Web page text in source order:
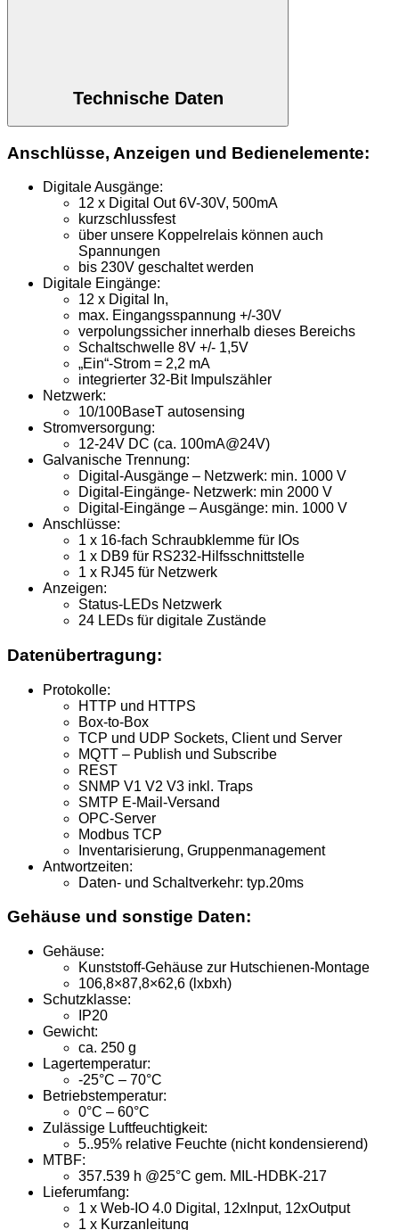
Technische Daten
Anschlüsse, Anzeigen und Bedienelemente:
Digitale Ausgänge:
12 x Digital Out 6V-30V, 500mA
kurzschlussfest
über unsere Koppelrelais können auch
Spannungen
bis 230V geschaltet werden
Digitale Eingänge:
12 x Digital In,
max. Eingangsspannung +/-30V
verpolungssicher innerhalb dieses Bereichs
Schaltschwelle 8V +/- 1,5V
„Ein“-Strom = 2,2 mA
integrierter 32-Bit Impulszähler
Netzwerk:
10/100BaseT autosensing
Stromversorgung:
12-24V DC (ca. 100mA@24V)
Galvanische Trennung:
Digital-Ausgänge – Netzwerk: min. 1000 V
Digital-Eingänge- Netzwerk: min 2000 V
Digital-Eingänge – Ausgänge: min. 1000 V
Anschlüsse:
1 x 16-fach Schraubklemme für IOs
1 x DB9 für RS232-Hilfsschnittstelle
1 x RJ45 für Netzwerk
Anzeigen:
Status-LEDs Netzwerk
24 LEDs für digitale Zustände
Datenübertragung:
Protokolle:
HTTP und HTTPS
Box-to-Box
TCP und UDP Sockets, Client und Server
MQTT – Publish und Subscribe
REST
SNMP V1 V2 V3 inkl. Traps
SMTP E-Mail-Versand
OPC-Server
Modbus TCP
Inventarisierung, Gruppenmanagement
Antwortzeiten:
Daten- und Schaltverkehr: typ.20ms
Gehäuse und sonstige Daten:
Gehäuse:
Kunststoff-Gehäuse zur Hutschienen-Montage
106,8×87,8×62,6 (lxbxh)
Schutzklasse:
IP20
Gewicht:
ca. 250 g
Lagertemperatur:
-25°C – 70°C
Betriebstemperatur:
0°C – 60°C
Zulässige Luftfeuchtigkeit:
5..95% relative Feuchte (nicht kondensierend)
MTBF:
357.539 h @25°C gem. MIL-HDBK-217
Lieferumfang:
1 x Web-IO 4.0 Digital, 12xInput, 12xOutput
1 x Kurzanleitung